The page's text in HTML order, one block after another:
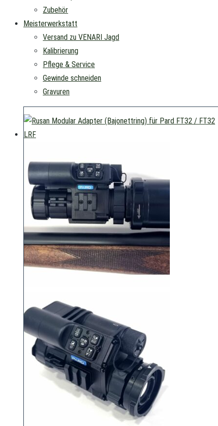
Zubehör
Meisterwerkstatt
Versand zu VENARI Jagd
Kalibrierung
Pflege & Service
Gewinde schneiden
Gravuren